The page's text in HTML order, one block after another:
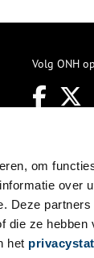
om
over
Deze
die ze hebben
het
Volg ONH